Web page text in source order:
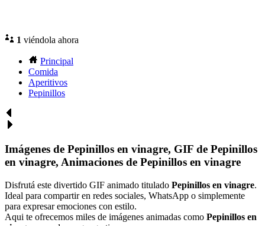
1 viéndola ahora
Principal
Comida
Aperitivos
Pepinillos
Imágenes de Pepinillos en vinagre, GIF de Pepinillos
en vinagre, Animaciones de Pepinillos en vinagre
Disfrutá este divertido GIF animado titulado Pepinillos en vinagre.
Ideal para compartir en redes sociales, WhatsApp o simplemente
para expresar emociones con estilo.
Aqui te ofrecemos miles de imágenes animadas como Pepinillos en